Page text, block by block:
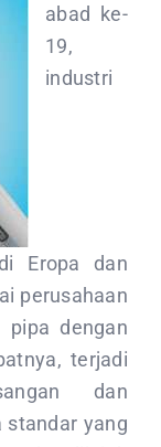
abad ke-
19,
industri
Eropa dan
perusahaan
pipa dengan
terjadi
dan
standar yang